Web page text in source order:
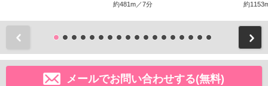
約481m／7分 約
メールでお問い合わせする(無料)